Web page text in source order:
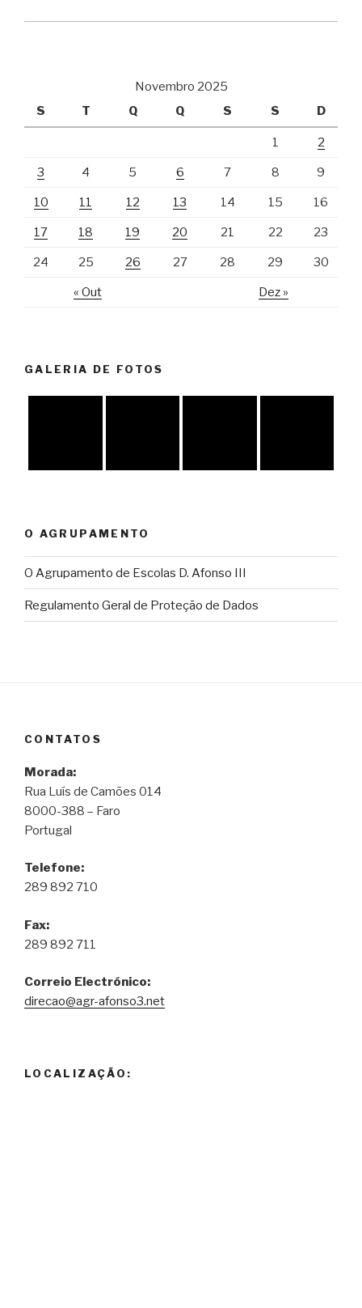
Novembro 2025
S
T Q Q S S D
« Out Dez »
1 2
3 4 5 6 7 8 9
10 11 12 13 14 15 16
17 18 19 20 21 22 23
24 25 26 27 28 29 30
GALERIA DE FOTOS
O AGRUPAMENTO
O Agrupamento de Escolas D. Afonso III
Regulamento Geral de Proteção de Dados
CONTATOS
Morada:
Rua Luís de Camões 014
8000-388 – Faro
Portugal
Telefone:
289 892 710
Fax:
289 892 711
Correio Electrónico:
direcao@agr-afonso3.net
LOCALIZAÇÃO: